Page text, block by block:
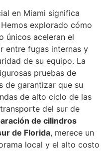
en Miami significa
explorado cómo
únicos aceleran el
entre fugas internas y
de su equipo. La
pruebas de
de garantizar que su
de alto ciclo de las
del sur de
de cilindros
de Florida, merece un
local y el alto costo